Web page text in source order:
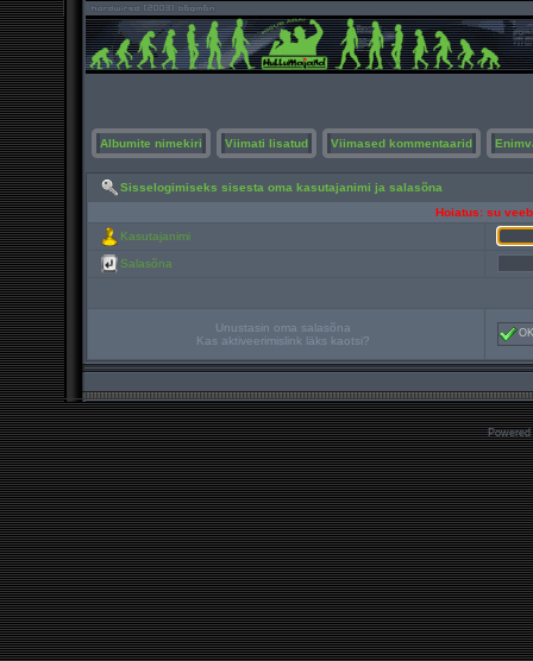
Albumite nimekiri Viimati lisatud Viimased kommentaarid
Sisselogimiseks sisesta oma kasutajanimi ja salasõna
Hoiatus: su
Kasutajanimi
Salasõna
Unustasin oma salasõna
Kas aktiveerimislink läks kaotsi?
OK